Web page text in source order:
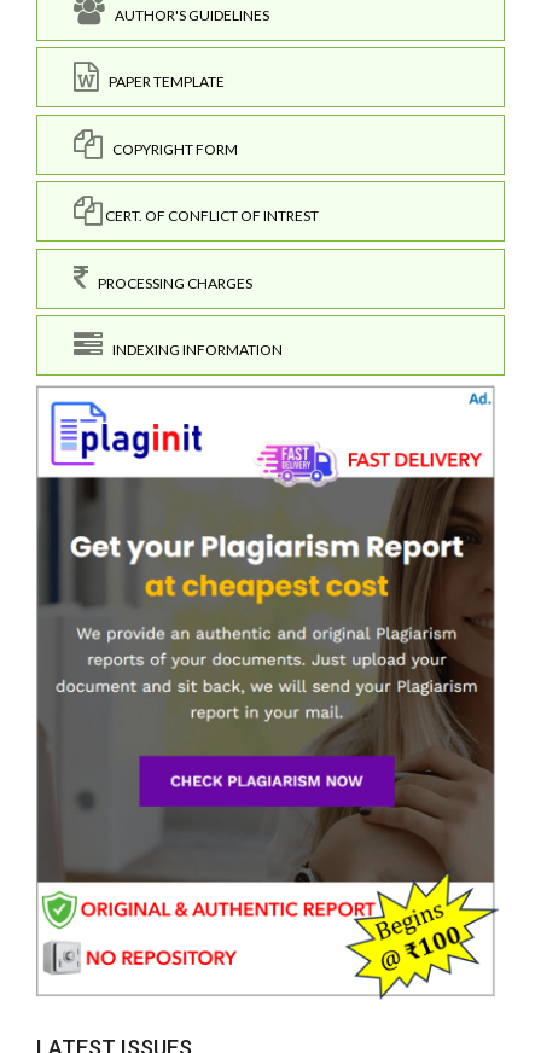
AUTHOR'S GUIDELINES
PAPER TEMPLATE
COPYRIGHT FORM
CERT. OF CONFLICT OF INTREST
PROCESSING CHARGES
INDEXING INFORMATION
LATEST ISSUES